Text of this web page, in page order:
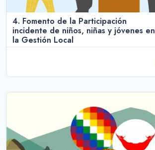
4. Fomento de la Participación
incidente de niños, niñas y jóvenes en
la Gestión Local